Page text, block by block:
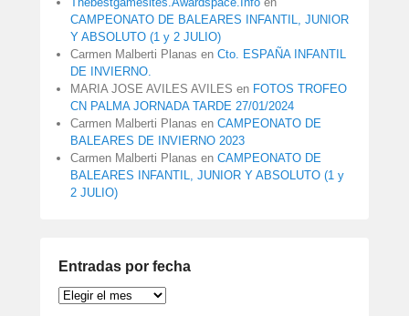
CAMPEONATO DE BALEARES INFANTIL, JUNIOR
Y ABSOLUTO (1 y 2 JULIO)
Carmen Malberti Planas en Cto. ESPAÑA INFANTIL
DE INVIERNO.
MARIA JOSE AVILES AVILES en FOTOS TROFEO
CN PALMA JORNADA TARDE 27/01/2024
Carmen Malberti Planas en CAMPEONATO DE
BALEARES DE INVIERNO 2023
Carmen Malberti Planas en CAMPEONATO DE
BALEARES INFANTIL, JUNIOR Y ABSOLUTO (1 y
2 JULIO)
Entradas por fecha
Entradas